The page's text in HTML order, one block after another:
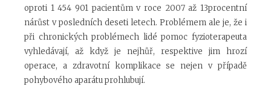
oproti 1 454 901 pacientům v roce 2007 až 13procentní
nárůst v posledních deseti letech. Problémem ale je, že i
při chronických problémech lidé pomoc fyzioterapeuta
vyhledávají, až když je nejhůř, respektive jim hrozí
operace, a zdravotní komplikace se nejen v případě
pohybového aparátu prohlubují.